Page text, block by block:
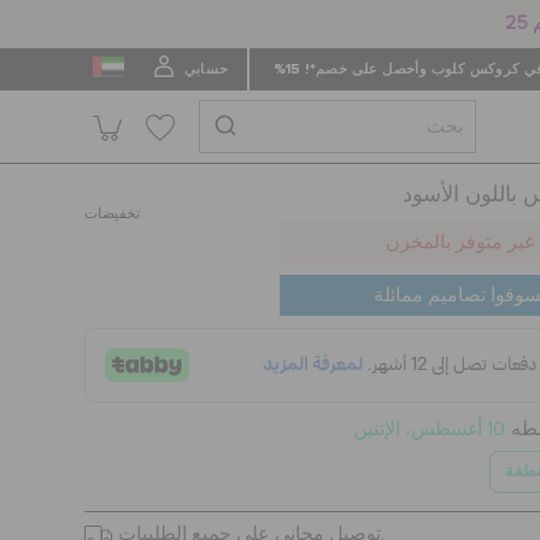
كروكس كلوب وأحصل على خصم*! 15% حسابي
الأسود
تخفيضات
غير متوفر بالمخزن
تصاميم ممائلة
10 أغسطس، الإثنين
توصيل مجاني على جميع الطلبيات.